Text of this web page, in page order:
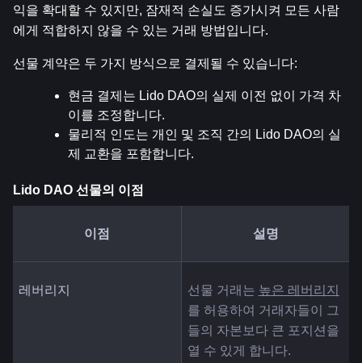
익을 확대할 수 있지만, 잠재적 손실도 증가시켜 모든 사람
에게 적합하지 않을 수 있는 거래 방법입니다.
선물 계약은 두 가지 방식으로 결제될 수 있습니다:
현금 결제는 Lido DAO의 실제 이전 없이 가격 차
이를 조정합니다.
물리적 인도는 개인 및 조직 간의 Lido DAO의 실
제 교환을 포함합니다.
Lido DAO 선물의 이점
이점 설명
레버리지 선물 거래는 높은 레버리지
를 허용하여 거래자들이 그
들의 자본보다 큰 포지션을
열 수 있게 합니다.